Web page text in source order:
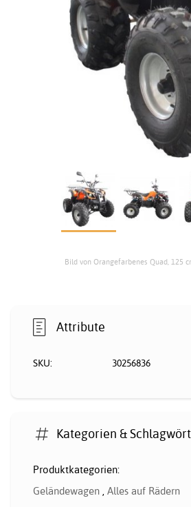
Bild von Orangefarbenes Quad, 125
Attribute
SKU: 30256836
Kategorien &
Produktkategorien:
Geländewagen , Alles auf Rädern